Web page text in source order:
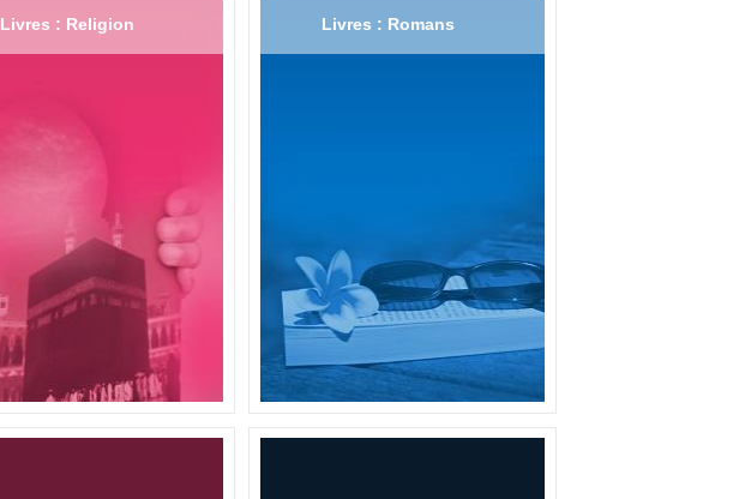
Livres : Religion Livres : Romans